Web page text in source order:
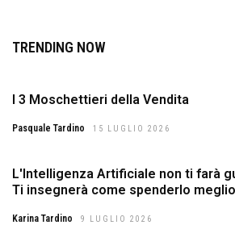
TRENDING NOW
I 3 Moschettieri della Vendita
Pasquale Tardino 15 LUGLIO 2026
L'Intelligenza Artificiale non ti farà
Ti insegnerà come spenderlo
Karina Tardino 9 LUGLIO 2026